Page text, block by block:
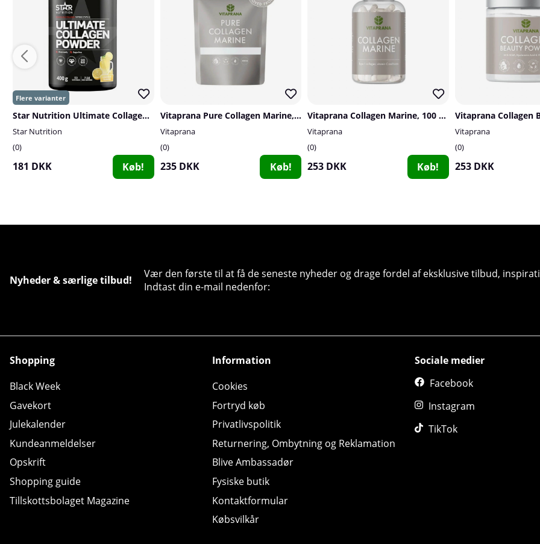
Star Nutrition Ultimate Collagen Powder, 400 g
Star Nutrition
0
181 DKK Køb!
Vitaprana Pure Collagen Marine, 300 g
Vitaprana
0
235 DKK Køb!
Vitaprana Collagen Marine, 100 caps
Vitaprana
0
253 DKK Køb!
Vitaprana
0
253 DKK
Nyheder & særlige tilbud!
Vær den første til at få de seneste nyheder og drage fordel af eksklusive tilbud,
Indtast din e-mail nedenfor:
Shopping
Black Week
Gavekort
Julekalender
Kundeanmeldelser
Opskrift
Shopping guide
Tillskottsbolaget Magazine
Information
Cookies
Fortryd køb
Privatlivspolitik
Returnering, Ombytning og Reklamation
Blive Ambassadør
Fysiske butik
Kontaktformular
Købsvilkår
Sociale medier
Facebook
Instagram
TikTok